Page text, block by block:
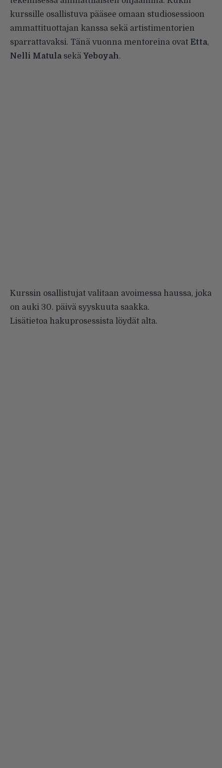
kurssille osallistuva pääsee omaan studiosessioon
ammattituottajan kanssa sekä artistimentorien
sparrattavaksi. Tänä vuonna mentoreina ovat Etta,
Nelli Matulasekä Yeboyah.
Kurssin osallistujat valitaan avoimessa haussa, joka
on auki 30. päivä syyskuuta saakka.
Lisätietoa hakuprosessista löydät alta.